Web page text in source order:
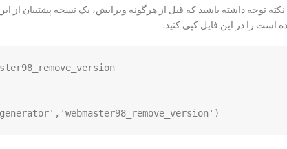
نکته توجه داشته باشید که قبل از هرگونه ویرایش، یک نسخه پشتیبان از این
است را در این فایل کپی کنید.